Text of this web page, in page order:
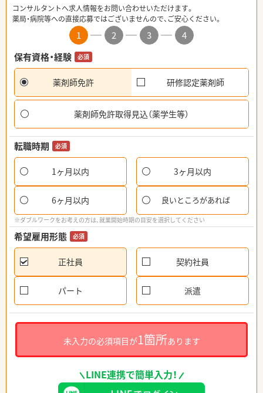
コンサルタントへ求人情報をお問い合わせいただけます。
薬局・病院等への直接応募ではございませんので、ご安心ください。
1 2 3
4
保有資格・経験
必須
薬剤師免許 研修認定薬剤師
薬剤師免許取得見込（薬学生等）
転職時期 必須
1ヶ月以内 3ヶ月以内
6ヶ月以内 良いところがあれば
※ダブルワークをお考えの方は、就業開始時期の目安を選択してください
希望雇用形態 必須
正社員 契約社員
パート 派遣
未入力の必須項目が1箇所あります
LINE連携で簡単入力！